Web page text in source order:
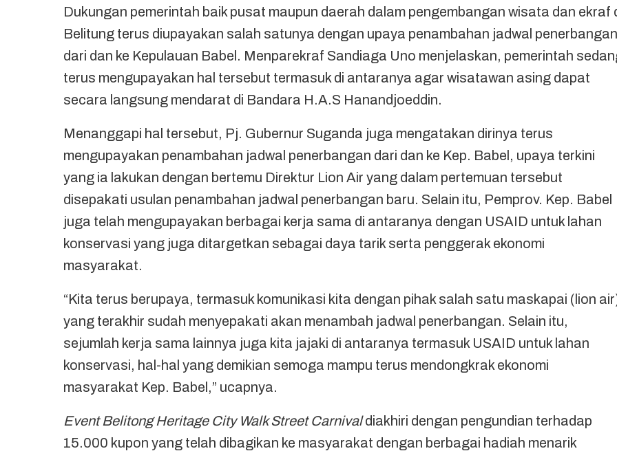
Dukungan pemerintah baik pusat maupun daerah dalam pengembangan wisata dan ekraf
Belitung terus diupayakan salah satunya dengan upaya penambahan jadwal penerbangan
dari dan ke Kepulauan Babel. Menparekraf Sandiaga Uno menjelaskan, pemerintah
terus mengupayakan hal tersebut termasuk di antaranya agar wisatawan asing dapat
secara langsung mendarat di Bandara H.A.S Hanandjoeddin.
Menanggapi hal tersebut, Pj. Gubernur Suganda juga mengatakan dirinya terus
mengupayakan penambahan jadwal penerbangan dari dan ke Kep. Babel, upaya terkini
yang ia lakukan dengan bertemu Direktur Lion Air yang dalam pertemuan tersebut
disepakati usulan penambahan jadwal penerbangan baru. Selain itu, Pemprov. Kep. Babel
juga telah mengupayakan berbagai kerja sama di antaranya dengan USAID untuk lahan
konservasi yang juga ditargetkan sebagai daya tarik serta penggerak ekonomi
masyarakat.
“Kita terus berupaya, termasuk komunikasi kita dengan pihak salah satu maskapai (lion
yang terakhir sudah menyepakati akan menambah jadwal penerbangan. Selain itu,
sejumlah kerja sama lainnya juga kita jajaki di antaranya termasuk USAID untuk lahan
konservasi, hal-hal yang demikian semoga mampu terus mendongkrak ekonomi
masyarakat Kep. Babel,” ucapnya.
Event Belitong Heritage City Walk Street Carnivaldiakhiri dengan pengundian terhadap
15.000 kupon yang telah dibagikan ke masyarakat dengan berbagai hadiah menarik